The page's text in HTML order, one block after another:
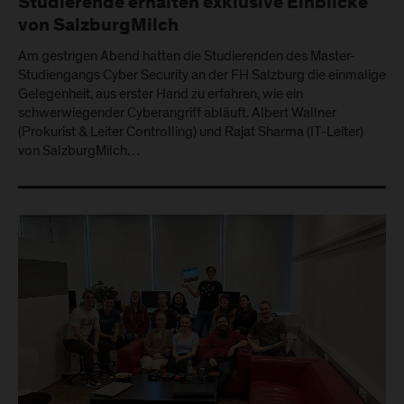
Studierende erhalten exklusive Einblicke
von SalzburgMilch
Am gestrigen Abend hatten die Studierenden des Master-
Studiengangs Cyber Security an der FH Salzburg die einmalige
Gelegenheit, aus erster Hand zu erfahren, wie ein
schwerwiegender Cyberangriff abläuft. Albert Wallner
(Prokurist & Leiter Controlling) und Rajat Sharma (IT-Leiter)
von SalzburgMilch…